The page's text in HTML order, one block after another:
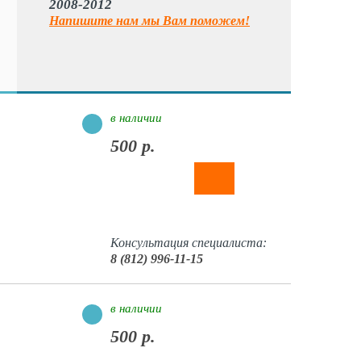
2008-2012
Напишите нам мы Вам поможем!
в наличии
500 р.
Консультация специалиста:
8 (812) 996-11-15
в наличии
500 р.